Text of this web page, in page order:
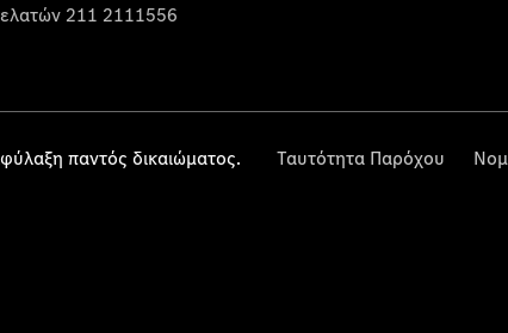
211 2111556
παντός δικαιώματος. Ταυτότητα Παρόχου